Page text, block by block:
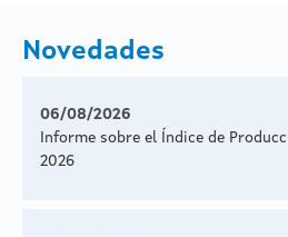
Novedades
06/08/2026
Informe sobre el Índice de
2026